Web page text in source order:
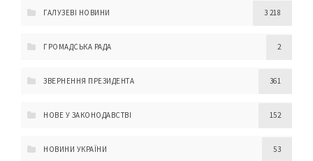
ГАЛУЗЕВІ НОВИНИ 3 218
ГРОМАДСЬКА РАДА 2
ЗВЕРНЕННЯ ПРЕЗИДЕНТА 361
НОВЕ У ЗАКОНОДАВСТВІ 152
НОВИНИ УКРАЇНИ 53